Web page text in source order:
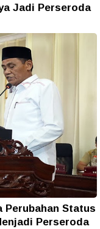
Jadi Perseroda
Perubahan Status
Perseroda